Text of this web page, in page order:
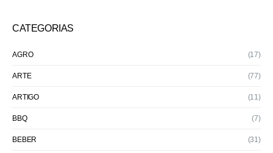
CATEGORIAS
AGRO (17)
ARTE (77)
ARTIGO (11)
BBQ (7)
BEBER (31)